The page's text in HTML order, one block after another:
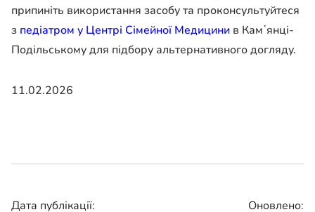
припиніть використання засобу та проконсультуйтеся
з педіатром у Центрі Сімейної Медицини в Камʼянці-
Подільському для підбору альтернативного догляду.
11.02.2026
Дата публікації:
Оновлено: